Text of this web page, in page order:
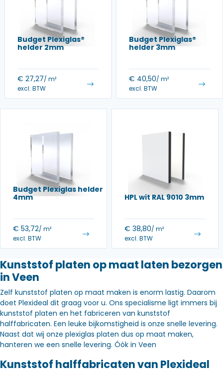
Budget Plexiglas®
helder 2mm
€ 27,27/ m²
excl. BTW
Budget Plexiglas®
helder 3mm
€ 40,50/ m²
excl. BTW
Budget Plexiglas helder
4mm
€ 53,72/ m²
excl. BTW
HPL wit RAL 9010 3mm
€ 38,80/ m²
excl. BTW
Kunststof platen op maat laten bezorgen
in Veen
Zelf kunststof platen op maat maken is enorm lastig. Daarom
doet Plexideal dit graag voor u. Ons specialisme ligt immers bij
kunststof platen en het fabriceren van kunststof
halffabricaten. Een leuke bijkomstigheid is onze snelle levering.
Naast dat wij onze plexiglas platen dus op maat maken,
hanteren we een snelle levering. Óók in Veen
Kunststof halffabricaten van Plexideal